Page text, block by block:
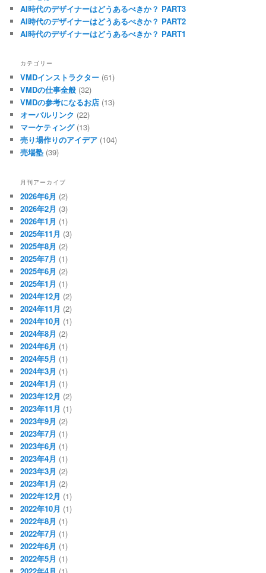
AI時代のデザイナーはどうあるべきか？ PART3
AI時代のデザイナーはどうあるべきか？ PART2
AI時代のデザイナーはどうあるべきか？ PART1
カテゴリー
VMDインストラクター (61)
VMDの仕事全般 (32)
VMDの参考になるお店 (13)
オーバルリンク (22)
マーケティング(13)
売り場作りのアイデア (104)
売場塾 (39)
月刊アーカイブ
2026年6月 (2)
2026年2月 (3)
2026年1月 (1)
2025年11月 (3)
2025年8月 (2)
2025年7月 (1)
2025年6月 (2)
2025年1月 (1)
2024年12月 (2)
2024年11月 (2)
2024年10月 (1)
2024年8月 (2)
2024年6月 (1)
2024年5月 (1)
2024年3月 (1)
2024年1月 (1)
2023年12月 (2)
2023年11月 (1)
2023年9月 (2)
2023年7月 (1)
2023年6月 (1)
2023年4月 (1)
2023年3月 (2)
2023年1月 (2)
2022年12月 (1)
2022年10月 (1)
2022年8月 (1)
2022年7月 (1)
2022年6月 (1)
2022年5月 (1)
2022年4月 (1)